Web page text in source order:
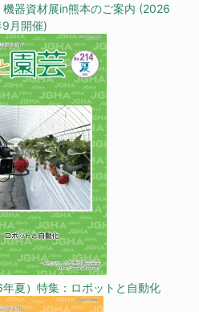
器資材展in熊本のご案内 (2026
9月開催)
夏）特集：ロボットと自動化